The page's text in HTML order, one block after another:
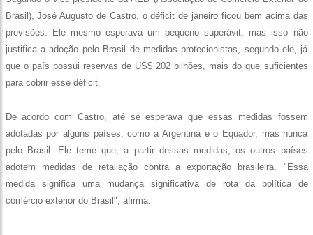
Brasil), José Augusto de Castro, o déficit de janeiro ficou bem acima das
previsões. Ele mesmo esperava um pequeno superávit, mas isso não
justifica a adoção pelo Brasil de medidas protecionistas, segundo ele, já
que o país possui reservas de US$ 202 bilhões, mais do que suficientes
para cobrir esse déficit.
De acordo com Castro, até se esperava que essas medidas fossem
adotadas por alguns países, como a Argentina e o Equador, mas nunca
pelo Brasil. Ele teme que, a partir dessas medidas, os outros países
adotem medidas de retaliação contra a exportação brasileira. "Essa
medida significa uma mudança significativa de rota da política de
comércio exterior do Brasil", afirma.